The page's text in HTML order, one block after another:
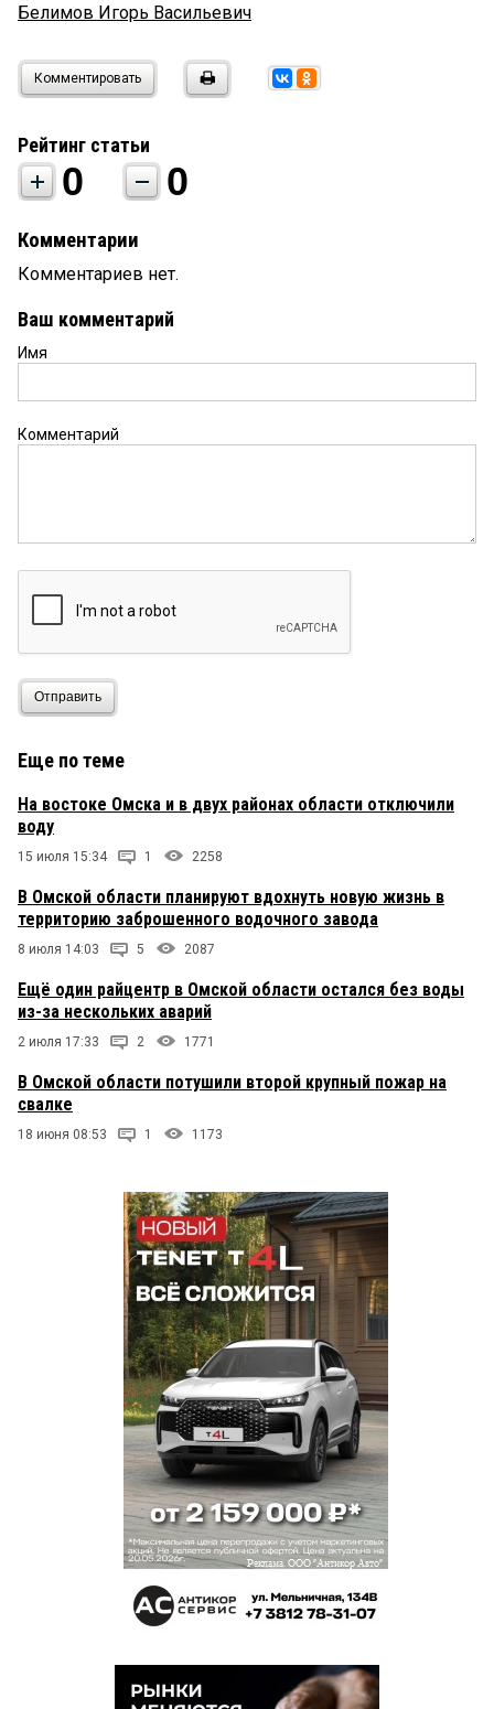
Белимов Игорь Васильевич
Комментировать
Рейтинг статьи
0 0
Комментарии
Комментариев нет.
Ваш комментарий
Имя
Комментарий
Отправить
Еще по теме
На востоке Омска и в двух районах области отключили
воду
15 июля 15:34 1 2258
В Омской области планируют вдохнуть новую жизнь в
территорию заброшенного водочного завода
8 июля 14:03 5 2087
Ещё один райцентр в Омской области остался без воды
из-за нескольких аварий
2 июля 17:33 2 1771
В Омской области потушили второй крупный пожар на
свалке
18 июня 08:53 1 1173